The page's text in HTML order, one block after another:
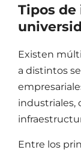
Tipos
Existen
a distintos
industriales,
Entre los